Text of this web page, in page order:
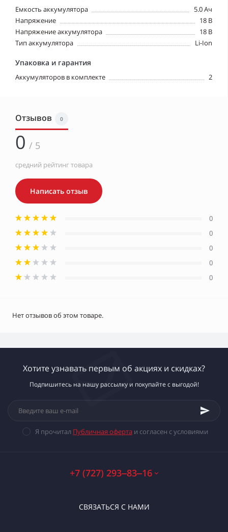
Емкость аккумулятора
5.0 Ач
Напряжение
18 В
Напряжение аккумулятора
18 В
Тип аккумулятора
Li-Ion
Упаковка и гарантия
Аккумуляторов в комплекте 2
Отзывов 0
0 / 5
средний рейтинг товара
Написать отзыв
0
0
0
0
0
Нет отзывов об этом товаре.
Хотите узнавать первым об акциях и скидках?
Подпишитесь на нашу рассылку и покупайте с выгодой!
Я прочитал Публичная оферта и согласен с условиями
+7 (727) 293‒83‒16
СВЯЗАТЬСЯ С НАМИ